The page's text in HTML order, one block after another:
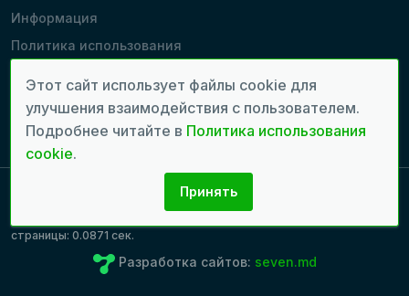
Информация
Политика использования
cookie
Производители
Наши магазины
Copyright 2022 - 2026 © Все права защищены. | Время генерации
страницы: 0.0871 сек.
Разработка сайтов: seven.md
Этот сайт использует файлы cookie для
улучшения взаимодействия с пользователем.
Подробнее читайте в Политика использования
cookie.
Принять